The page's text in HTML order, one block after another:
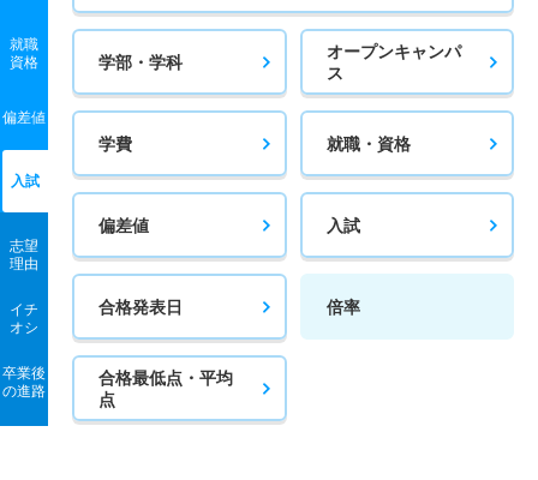
就職
資格
偏差値
入試
志望
理由
イチ
オシ
卒業後
の進路
学部・学科
オープンキャンパ
ス
学費 就職・資格
偏差値 入試
合格発表日 倍率
合格最低点・平均
点